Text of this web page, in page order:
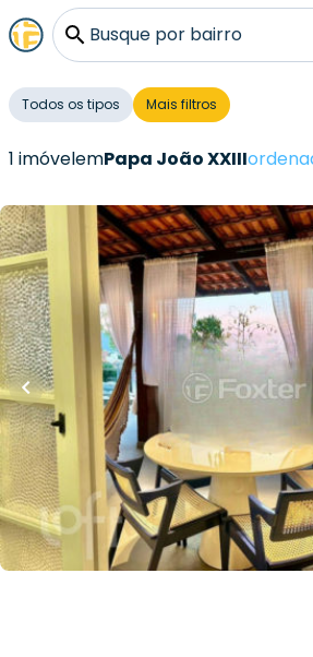
Busque por bairro
Todos os tipos Mais filtros
1 imóvelemPapa João XXIII
R$ 2.600.000,00
241m² • 3quartos •3banheiros• 2
Cobertura • Em Rua Papa João
Rua Papa João XXIII
Coqueiros ,
Cód.1004373